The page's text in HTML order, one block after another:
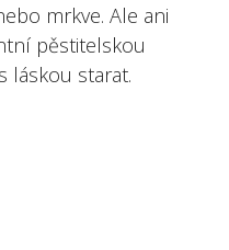
mrkve. Ale ani
pěstitelskou
láskou starat.